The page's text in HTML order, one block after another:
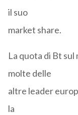
il suo
market share.
La quota di Bt
molte delle
altre leader
la